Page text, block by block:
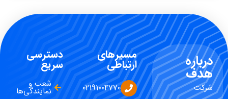
درباره
هدف
شرکت
مسیرهای
ارتباطی
02191004770
دسترسی
سریع
شعب و
نمایندگی‌ها